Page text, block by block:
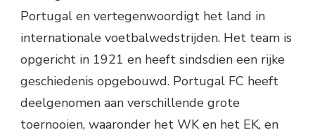
Portugal en vertegenwoordigt het land in
internationale voetbalwedstrijden. Het team is
opgericht in 1921 en heeft sindsdien een rijke
geschiedenis opgebouwd. Portugal FC heeft
deelgenomen aan verschillende grote
toernooien, waaronder het WK en het EK, en